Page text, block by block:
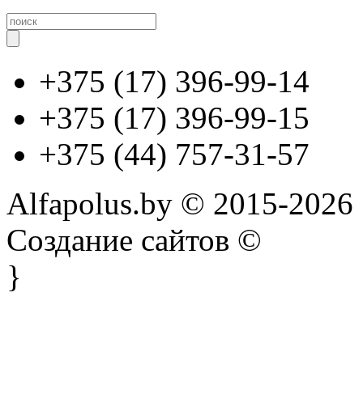
+375 (17) 396-99-14
+375 (17) 396-99-15
+375 (44) 757-31-57
Alfapolus.by © 2015-2026
Создание сайтов ©
}